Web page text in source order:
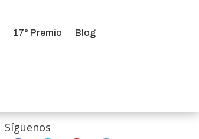
17° Premio Blog
Síguenos